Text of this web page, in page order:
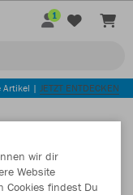
1
Artikel | JETZT ENTDECKEN
wir dir
Website
Cookies findest Du